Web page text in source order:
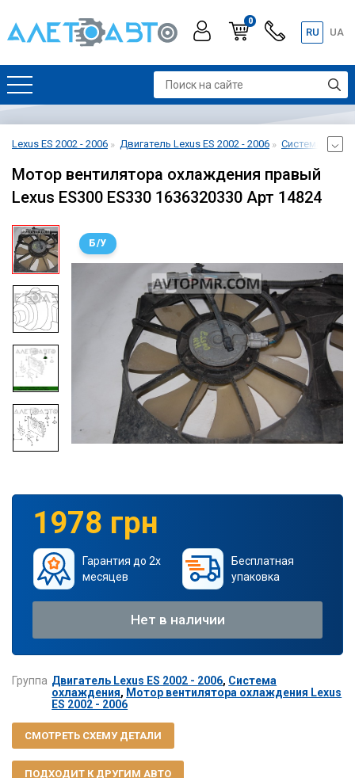
0
RU UA
Lexus ES 2002 - 2006 Двигатель Lexus ES 2002 - 2006 Система
Мотор вентилятора охлаждения правый
Lexus ES300 ES330 1636320330 Арт 14824
Б/У
1978 грн
Гарантия до 2х
месяцев
Бесплатная
упаковка
Нет в наличии
Группа Двигатель Lexus ES 2002 - 2006, Система
охлаждения, Мотор вентилятора охлаждения Lexus
ES 2002 - 2006
СМОТРЕТЬ СХЕМУ ДЕТАЛИ
ПОДХОДИТ К ДРУГИМ АВТО